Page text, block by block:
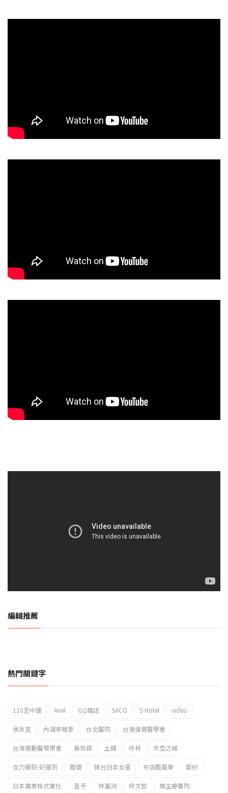
編輯推薦
2023新北市北海岸國際風箏節「風在石起」霸氣回歸
熱門關鍵字
110全中運 Ariel GQ雜誌 SACO S Hotel video
侯友宜 內湖草莓季 台北醫院 台灣復健醫學會
台灣運動醫學學會 吳依霖 土雞 坪林 天空之城
女力報到-好運到 婚變 嫁台日本女星 布袋戲風箏 愛紗
日本農業株式會社 星予 林瀛洲 柯文哲 樂生療養院